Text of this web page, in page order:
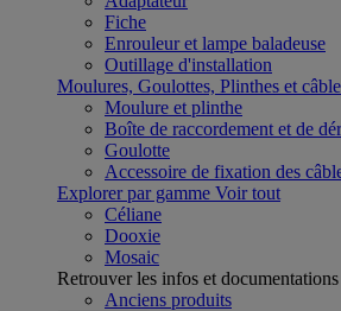
Fiche
Enrouleur et lampe baladeuse
Outillage d'installation
Moulures, Goulottes, Plinthes et
Moulure et plinthe
Boîte de raccordement et de
Goulotte
Accessoire de fixation des
Explorer par gamme Voir tout
Céliane
Dooxie
Mosaic
Retrouver les infos et
Anciens produits